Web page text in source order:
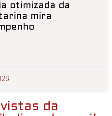
otimizada da
mira
da